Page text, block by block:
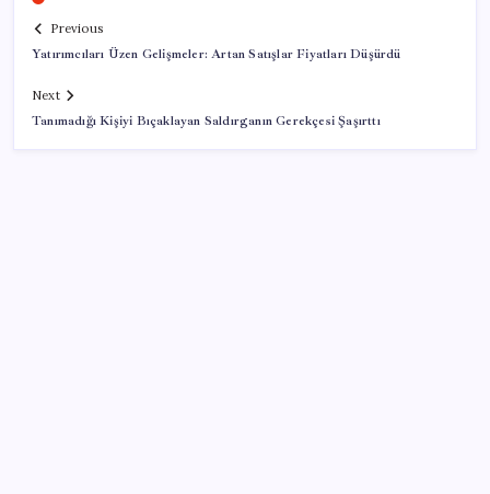
Previous
Yatırımcıları Üzen Gelişmeler: Artan Satışlar Fiyatları Düşürdü
Next
Tanımadığı Kişiyi Bıçaklayan Saldırganın Gerekçesi Şaşırttı